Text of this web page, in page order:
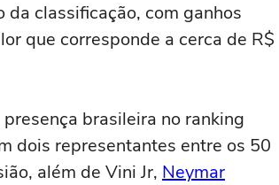
da classificação, com ganhos
que corresponde a cerca de R$
brasileira no ranking
dois representantes entre os 50
além de Vini Jr, Neymar